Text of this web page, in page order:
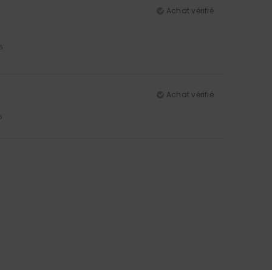
Achat vérifié
Achat vérifié